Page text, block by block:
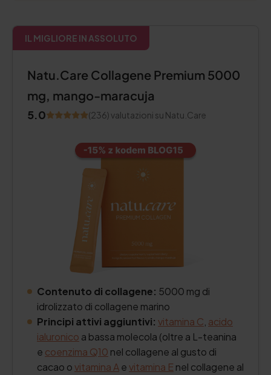
IL MIGLIORE IN ASSOLUTO
Natu.Care Collagene Premium 5000
mg, mango-maracuja
5.0 (236) valutazioni su Natu.Care
Contenuto di collagene: 5000 mg di
idrolizzato di collagene marino
Principi attivi aggiuntivi: vitamina C acido
ialuronico a bassa molecola (oltre a L-teanina
e coenzima Q10 nel collagene al gusto di
cacao ovitamina Aevitamina E nel collagene al